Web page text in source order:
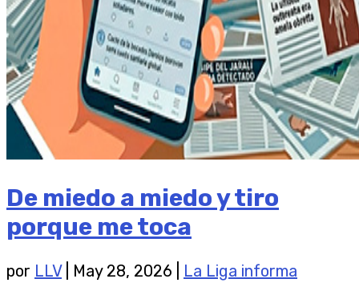
De miedo a miedo y tiro
porque me toca
por LLV| May 28, 2026
La Liga informa